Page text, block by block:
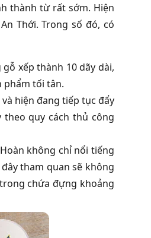
thành từ rất sớm. Hiện
Thới. Trong số đó, có
xếp thành 10 dãy dài,
phẩm tối tân.
hiện đang tiếp tục đẩy
quy cách thủ công
không chỉ nổi tiếng
tham quan sẽ không
chứa đựng khoảng